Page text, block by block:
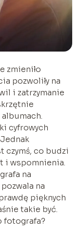
zmieniło
pozwoliły na
i zatrzymanie
cyfrowych
czymś, co budzi
i wspomnienia.
na
na
pięknych
takie być.
fotografa?